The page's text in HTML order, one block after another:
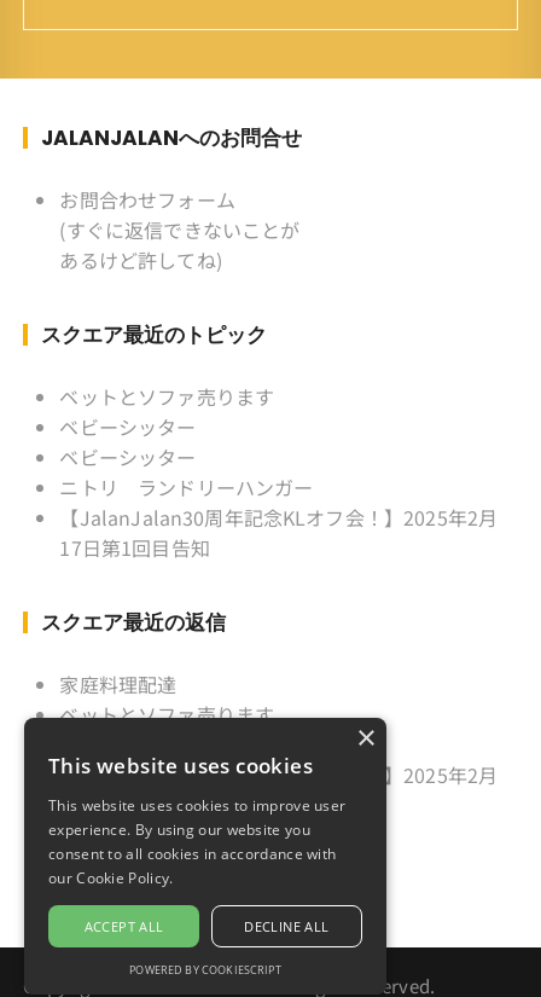
スポーツ ：水泳(浜名湾流古式泳法、競泳平泳
ク ソフトボール
監督 BKKソフトボール「おぼん
こぼん 」監督 マレーシア歴：1991年から31年
目 タイ歴 ：2001年から21年目
JALANJALANへのお問合せ
お問合わせフォーム
(すぐに返信できないことが
あるけど許してね)
スクエア最近のトピック
ベットとソファ売ります
ベビーシッター
ベビーシッター
ニトリ ランドリーハンガー
【JalanJalan30周年記念KLオフ会！】2025年2月
17日第1回目告知
スクエア最近の返信
家庭料理配達
ベットとソファ売ります
【JalanJalan30周年記念KLオフ会！】2025年2月
17日第1回目告知
久しぶりのご挨拶
Copyright © 2021 Jalan Jalan. All rights reserved.
×
This website uses cookies
This website uses cookies to improve user
experience. By using our website you
consent to all cookies in accordance with
our Cookie Policy.
ACCEPT ALL DECLINE ALL
POWERED BY COOKIESCRIPT